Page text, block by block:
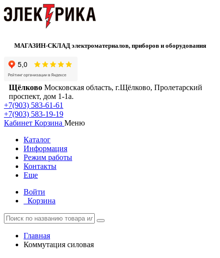
МАГАЗИН-СКЛАД электроматериалов, приборов и оборудования
Щёлково Московская область, г.Щёлково, Пролетарский
проспект, дом 1‑1а.
+7(903) 583-61-61
+7(903) 583-19-19
Кабинет Корзина Меню
Каталог
Информация
Режим работы
Контакты
Еще
Войти
Корзина
Главная
Коммутация силовая